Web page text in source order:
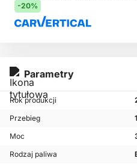
-20%
Parametry
Rok produkcji
Przebieg
Moc
Rodzaj paliwa